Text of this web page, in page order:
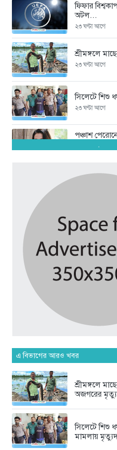
ফিফার
অটল...
২৩ ঘণ্টা আগে
শ্রীমঙ্গলে
২৩ ঘণ্টা আগে
সিলেটে শিশু
২৩ ঘণ্টা আগে
পঞ্চাশ
‘সিঙ্গেল’...
যে ৭ অভ্যাস
সচিবালয়
রাষ্ট্রপতি
২৩ ঘণ্টা আগে
মানিকগঞ্জে
৬ দিন আগে
দৃষ্টিশক্তির
প্রকাশ...
মৌলভীবাজার
৬ দিন আগে
.
এ বিভাগের আরও খবর
শ্রীমঙ্গলে
অজগরের মৃত্যু
সিলেটে শিশু
মামলায়